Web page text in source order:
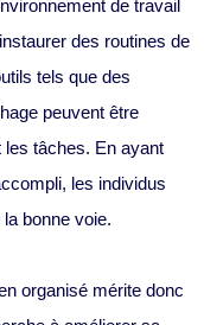
de travail
des routines de
tels que des
peuvent être
les tâches. En ayant
les individus
bonne voie.
organisé mérite donc